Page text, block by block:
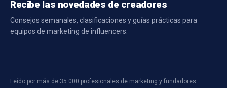
Recibe las novedades de creadores
Consejos semanales, clasificaciones y guías prácticas para
equipos de marketing de influencers.
Leído por más de 35.000 profesionales de marketing y fundadores